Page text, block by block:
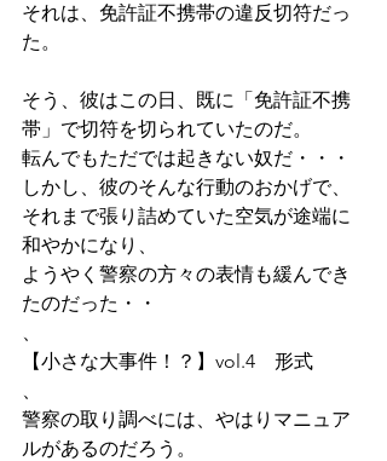
それは、免許証不携帯の違反切符だっ
た。
そう、彼はこの日、既に「免許証不携
帯」で切符を切られていたのだ。
転んでもただでは起きない奴だ・・・
しかし、彼のそんな行動のおかげで、
それまで張り詰めていた空気が途端に
和やかになり、
ようやく警察の方々の表情も緩んでき
たのだった・・
、
【小さな大事件！？】vol.4　形式
、
警察の取り調べには、やはりマニュア
ルがあるのだろう。